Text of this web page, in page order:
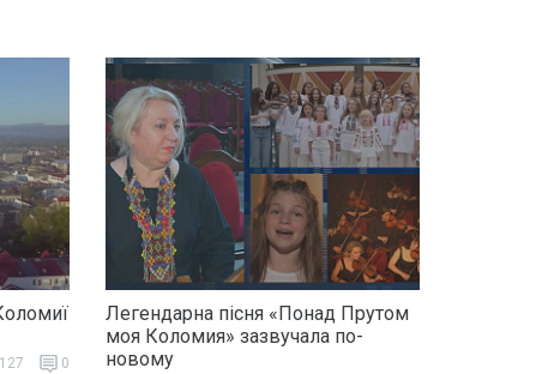
127 0
Легендарна пісня «Понад Прутом
моя Коломия» зазвучала по-
новому